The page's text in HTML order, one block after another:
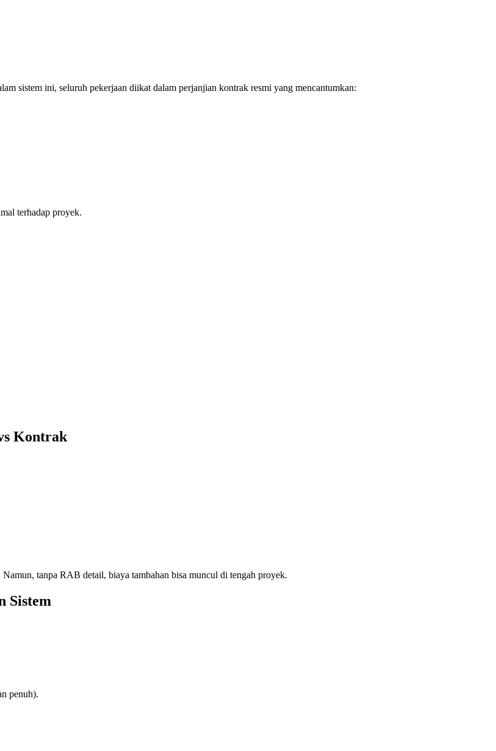
sistem ini, seluruh pekerjaan diikat dalam perjanjian kontrak resmi yang mencantumkan:
terhadap proyek.
Kontrak
tanpa RAB detail, biaya tambahan bisa muncul di tengah proyek.
Sistem
penuh).